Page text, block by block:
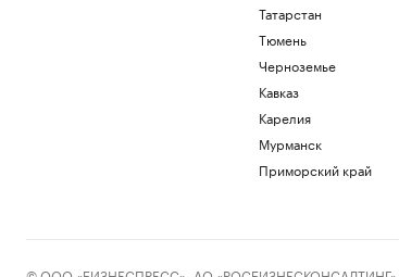
Татарстан
Тюмень
Черноземье
Кавказ
Карелия
Мурманск
Приморский край